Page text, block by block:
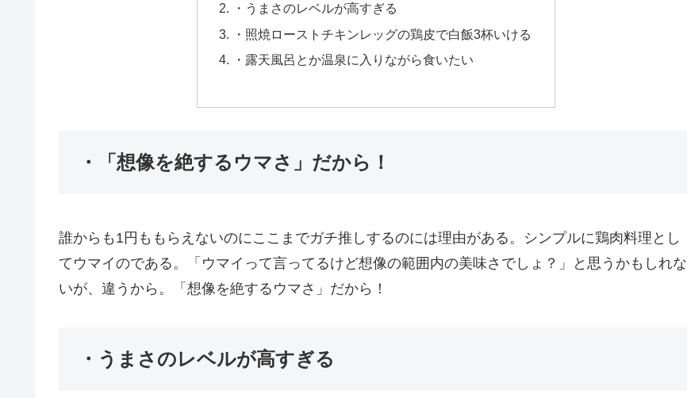
・うまさのレベルが高すぎる
・照焼ローストチキンレッグの鶏皮で白飯3杯いける
・露天風呂とか温泉に入りながら食いたい
・「想像を絶するウマさ」だから！
誰からも1円ももらえないのにここまでガチ推しするのには理由がある。シンプルに鶏肉料理とし
てウマイのである。「ウマイって言ってるけど想像の範囲内の美味さでしょ？」と思うかもしれな
いが、違うから。「想像を絶するウマさ」だから！
・うまさのレベルが高すぎる